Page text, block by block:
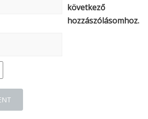
következő
hozzászólásomhoz.